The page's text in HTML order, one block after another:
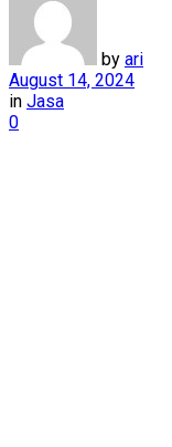
by ari
August 14, 2024
in Jasa
0